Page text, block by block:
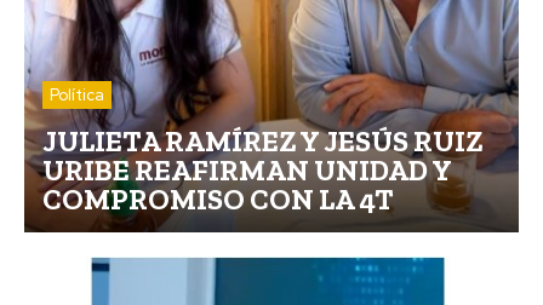
Política
JULIETA RAMÍREZ Y JESÚS RUIZ
URIBE REAFIRMAN UNIDAD Y
COMPROMISO CON LA 4T